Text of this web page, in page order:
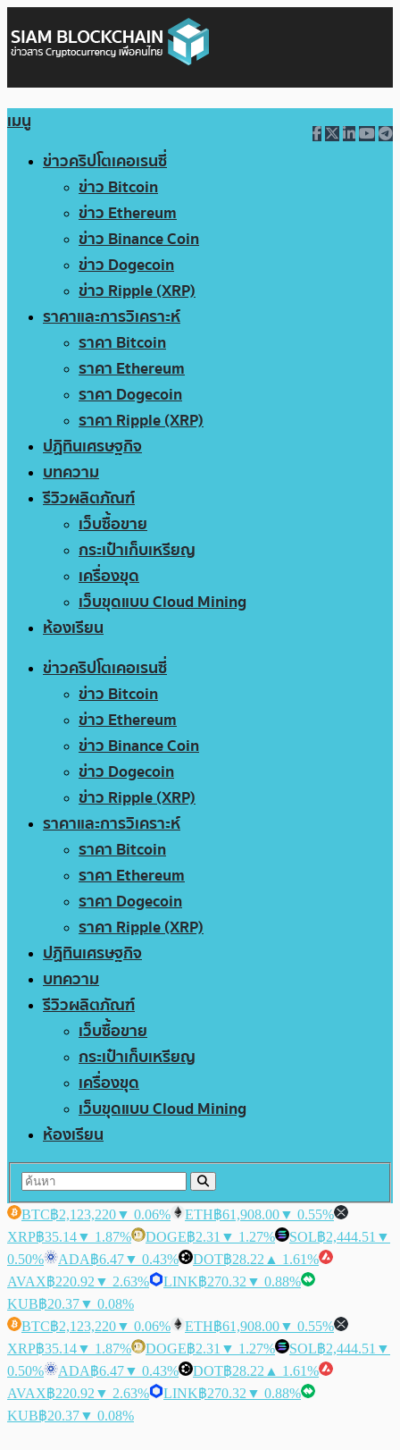
เมนู
ข่าวคริปโตเคอเรนซี่
ข่าว Bitcoin
ข่าว Ethereum
ข่าว Binance Coin
ข่าว Dogecoin
ข่าว Ripple (XRP)
ราคาและการวิเคราะห์
ราคา Bitcoin
ราคา Ethereum
ราคา Dogecoin
ราคา Ripple (XRP)
ปฏิทินเศรษฐกิจ
บทความ
รีวิวผลิตภัณฑ์
เว็บซื้อขาย
กระเป๋าเก็บเหรียญ
เครื่องขุด
เว็บขุดแบบ Cloud Mining
ห้องเรียน
ข่าวคริปโตเคอเรนซี่
ข่าว Bitcoin
ข่าว Ethereum
ข่าว Binance Coin
ข่าว Dogecoin
ข่าว Ripple (XRP)
ราคาและการวิเคราะห์
ราคา Bitcoin
ราคา Ethereum
ราคา Dogecoin
ราคา Ripple (XRP)
ปฏิทินเศรษฐกิจ
บทความ
รีวิวผลิตภัณฑ์
เว็บซื้อขาย
กระเป๋าเก็บเหรียญ
เครื่องขุด
เว็บขุดแบบ Cloud Mining
ห้องเรียน
BTC฿2,123,220▼ 0.06% ETH฿61,908.00▼ 0.55%
XRP฿35.14▼ 1.87% DOGE฿2.31 ▼ 1.27% SOL฿2,444.51 ▼
0.50%
ADA฿6.47▼ 0.43% DOT฿28.22 ▲ 1.61%
AVAX฿220.92 ▼ 2.63% LINK฿270.32 ▼ 0.88%
KUB฿20.37▼ 0.08%
BTC฿2,123,220▼ 0.06% ETH฿61,908.00▼ 0.55%
XRP฿35.14▼ 1.87% DOGE฿2.31 ▼ 1.27% SOL฿2,444.51 ▼
0.50%
ADA฿6.47▼ 0.43% DOT฿28.22 ▲ 1.61%
AVAX฿220.92 ▼ 2.63% LINK฿270.32 ▼ 0.88%
KUB฿20.37▼ 0.08%